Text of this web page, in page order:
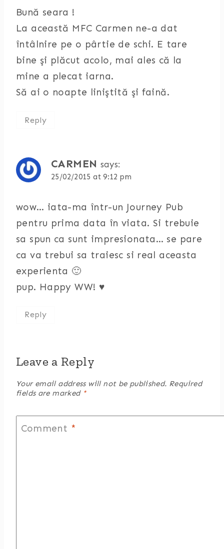
Bună seara !
La această MFC Carmen ne-a dat
întâlnire pe o pârtie de schi. E tare
bine şi plăcut acolo, mai ales că la
mine a plecat iarna.
Să ai o noapte liniştită şi faină.
Reply
CARMEN says:
25/02/2015 at 9:12 pm
wow… iata-ma într-un Journey Pub
pentru prima data în viata. Si trebuie
sa spun ca sunt impresionata… se pare
ca va trebui sa traiesc si real aceasta
experienta 🙂
pup. Happy WW! ♥
Reply
Leave a Reply
Your email address will not be published. Required
fields are marked *
Comment *